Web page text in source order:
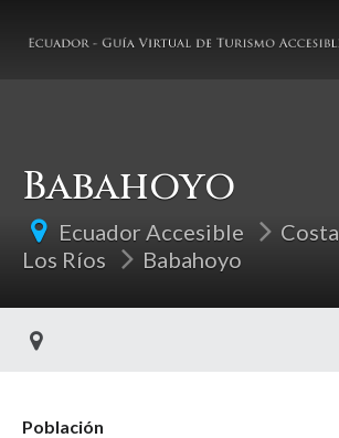
Babahoyo
Ecuador Accesible
Costa
Los Ríos
Babahoyo
Población